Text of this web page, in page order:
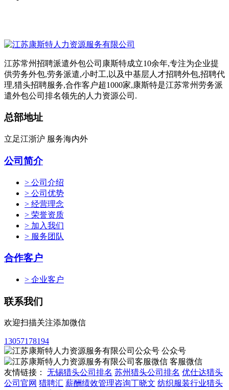
江苏常州招聘派遣外包公司康斯特成立10余年,专注为企业提
供劳务外包,劳务派遣,小时工,以及中基层人才招聘外包,招聘代
理,猎头招聘服务,合作客户超1000家,康斯特是江苏常州劳务派
遣外包公司排名领先的人力资源公司.
总部地址
立足江浙沪 服务海内外
公司简介
> 公司介绍
> 公司优势
> 经营理念
> 荣誉资质
> 加入我们
> 服务团队
合作客户
> 企业客户
联系我们
欢迎扫描关注添加微信
13057178194
公众号
客服微信
友情链接： 无锡猎头公司排名 苏州猎头公司排名 优仕达猎头
公司官网 猎聘汇 薪酬绩效管理咨询丁晓文 纺织服装行业猎头